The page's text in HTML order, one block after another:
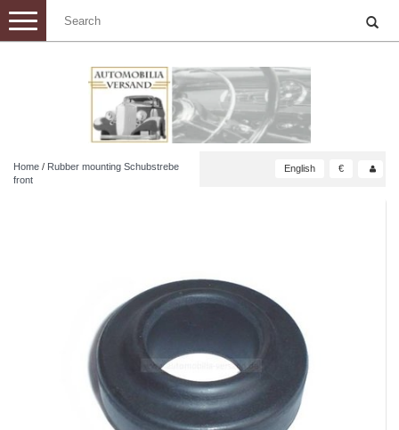
Toggle
navigation
Home / Rubber mounting Schubstrebe
front
English €